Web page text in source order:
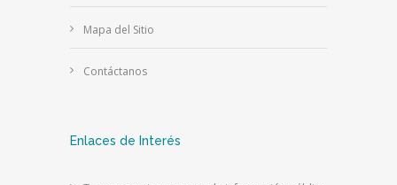
Mapa del Sitio
Contáctanos
Enlaces de Interés